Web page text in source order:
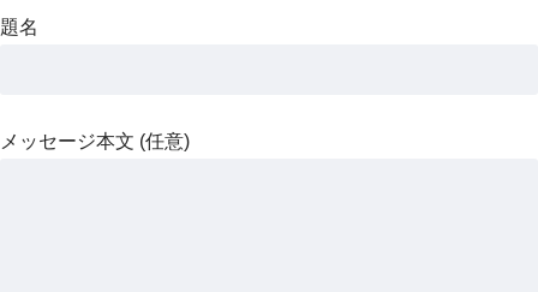
題名
メッセージ本文 (任意)